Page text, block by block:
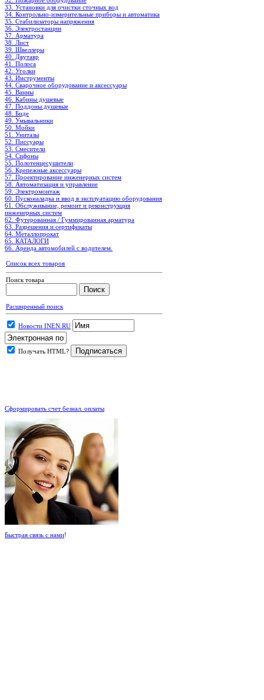
33. Установки для очистки сточных вод
34. Контрольно-измерительные приборы и автоматика
35. Стабилизаторы напряжения
36. Электростанции
37. Арматура
38. Лист
39. Швеллеры
40. Двутавр
41. Полоса
42. Уголки
43. Инструменты
44. Сварочное оборудование и аксессуары
45. Ванны
46. Кабины душевые
47. Поддоны душевые
48. Биде
49. Умывальники
50. Мойки
51. Унитазы
52. Писсуары
53. Смесители
54. Сифоны
55. Полотенцесушители
56. Крепежные аксессуары
57. Проектирование инженерных систем
58. Автоматизация и управление
59. Электромонтаж
60. Пусконаладка и ввод в эксплуатацию оборудования
61. Обслуживание, ремонт и реконструкция
инженерных систем
62. Футерованная / Гуммированная арматура
63. Разрешения и сертификаты
64. Металлопрокат
65. КАТАЛОГИ
66. Аренда автомобилей с водителем.
Список всех товаров
Поиск товара
Расширенный поиск
Новости INEN.RU
Получать HTML?
Сформировать счет безнал. оплаты
Быстрая связь с нами!